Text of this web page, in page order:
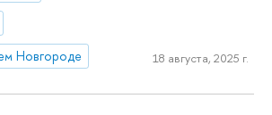
Новгороде
18 августа, 2025 г.